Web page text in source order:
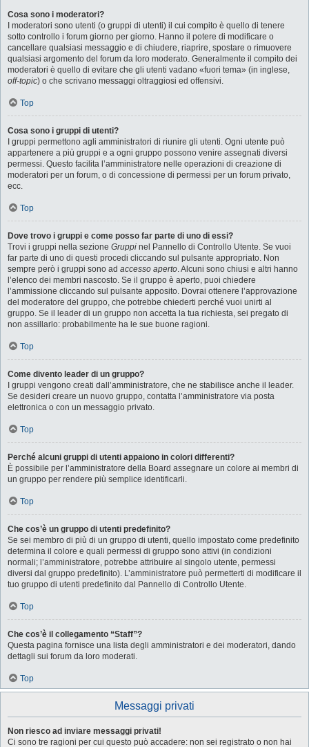
Cosa sono i moderatori?
I moderatori sono utenti (o gruppi di utenti) il cui compito è quello di tenere
sotto controllo i forum giorno per giorno. Hanno il potere di modificare o
cancellare qualsiasi messaggio e di chiudere, riaprire, spostare o rimuovere
qualsiasi argomento del forum da loro moderato. Generalmente il compito dei
moderatori è quello di evitare che gli utenti vadano «fuori tema» (in inglese,
off-topic) o che scrivano messaggi oltraggiosi ed offensivi.
Top
Cosa sono i gruppi di utenti?
I gruppi permettono agli amministratori di riunire gli utenti. Ogni utente può
appartenere a più gruppi e a ogni gruppo possono venire assegnati diversi
permessi. Questo facilita l’amministratore nelle operazioni di creazione di
moderatori per un forum, o di concessione di permessi per un forum privato,
ecc.
Top
Dove trovo i gruppi e come posso far parte di uno di essi?
Trovi i gruppi nella sezione Gruppi nel Pannello di Controllo Utente. Se vuoi
far parte di uno di questi procedi cliccando sul pulsante appropriato. Non
sempre però i gruppi sono ad accesso aperto. Alcuni sono chiusi e altri hanno
l’elenco dei membri nascosto. Se il gruppo è aperto, puoi chiedere
l’ammissione cliccando sul pulsante apposito. Dovrai ottenere l’approvazione
del moderatore del gruppo, che potrebbe chiederti perché vuoi unirti al
gruppo. Se il leader di un gruppo non accetta la tua richiesta, sei pregato di
non assillarlo: probabilmente ha le sue buone ragioni.
Top
Come divento leader di un gruppo?
I gruppi vengono creati dall’amministratore, che ne stabilisce anche il leader.
Se desideri creare un nuovo gruppo, contatta l’amministratore via posta
elettronica o con un messaggio privato.
Top
Perché alcuni gruppi di utenti appaiono in colori differenti?
È possibile per l’amministratore della Board assegnare un colore ai membri di
un gruppo per rendere più semplice identificarli.
Top
Che cos’è un gruppo di utenti predefinito?
Se sei membro di più di un gruppo di utenti, quello impostato come predefinito
determina il colore e quali permessi di gruppo sono attivi (in condizioni
normali; l’amministratore, potrebbe attribuire al singolo utente, permessi
diversi dal gruppo predefinito). L’amministratore può permetterti di modificare il
tuo gruppo di utenti predefinito dal Pannello di Controllo Utente.
Top
Che cos’è il collegamento “Staff”?
Questa pagina fornisce una lista degli amministratori e dei moderatori, dando
dettagli sui forum da loro moderati.
Top
Messaggi privati
Non riesco ad inviare messaggi privati!
Ci sono tre ragioni per cui questo può accadere: non sei registrato o non hai